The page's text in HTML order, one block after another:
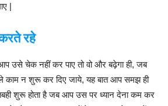
|
रहे
उसे चेक नहीं कर पाए तो वो और बढ़ेगा ही, जब
काम न शुरू कर दिए जाये, यह बात आप समझ ही
शुरू होता है जब आप उस पर ध्यान देना कम कर